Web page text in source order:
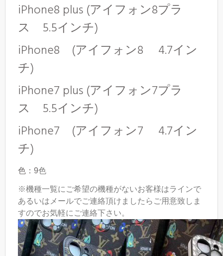
iPhone8 plus (アイフォン8プラ
ス 5.5インチ)
iPhone8 (アイフォン8 4.7イン
チ)
iPhone7 plus (アイフォン7プラ
ス 5.5インチ)
iPhone7 (アイフォン7 4.7イン
チ)
色：9色
※機種一覧にご希望の機種がないお客様はラインで
あるいはメールでご連絡頂けましたらご用意致しま
すのでお気軽にご連絡下さい。